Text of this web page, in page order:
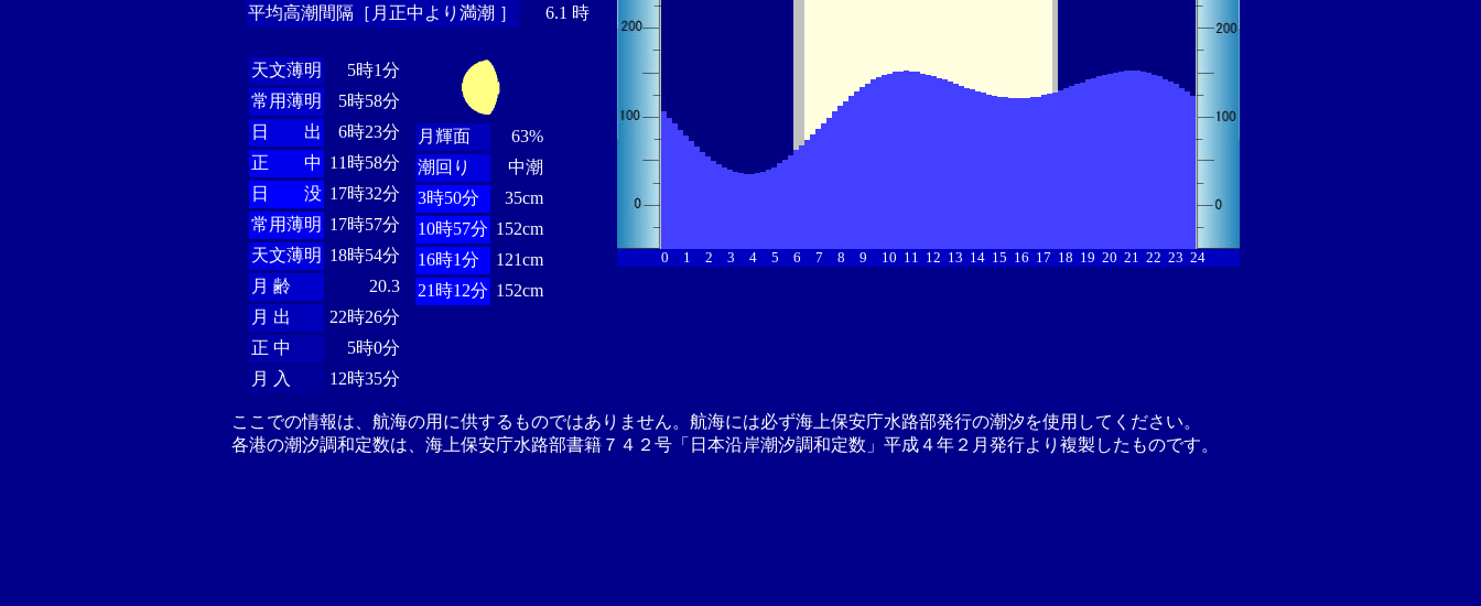
平均高潮間隔［月正中より満潮 ］
6.1 時
天文薄明
5時1分
常用薄明
5時58分
日 出
6時23分
正 中 11時58分
日 没 17時32分
常用薄明 17時57分
天文薄明 18時54分
月 齢
20.3
月 出
22時26分
正 中
5時0分
月 入
12時35分
月輝面
63%
潮回り
中潮
3時50分
35cm
10時57分 152cm
16時1分
121cm
21時12分 152cm
0 1 2 3 4 5 6 7 8 9 10 11 12 13 14 15 16 17 18 19 20 21 22 23 24
ここでの情報は、航海の用に供するものではありません。航海には必ず海上保安庁水路部発行の潮汐を使用してください。
各港の潮汐調和定数は、海上保安庁水路部書籍７４２号「日本沿岸潮汐調和定数」平成４年２月発行より複製したものです。